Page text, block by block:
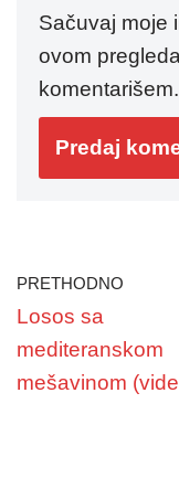
Sačuvaj moje
ovom
komentarišem.
PRETHODNO
Losos sa
mediteranskom
mešavinom